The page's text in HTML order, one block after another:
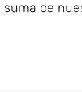
suma de